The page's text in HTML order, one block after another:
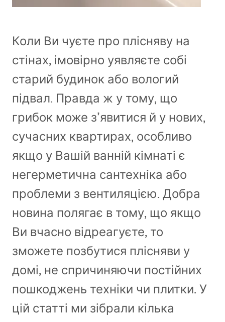
Коли Ви чуєте про плісняву на
стінах, імовірно уявляєте собі
старий будинок або вологий
підвал. Правда ж у тому, що
грибок може з’явитися й у нових,
сучасних квартирах, особливо
якщо у Вашій ванній кімнаті є
негерметична сантехніка або
проблеми з вентиляцією. Добра
новина полягає в тому, що якщо
Ви вчасно відреагуєте, то
зможете позбутися плісняви у
домі, не спричиняючи постійних
пошкоджень техніки чи плитки. У
цій статті ми зібрали кілька